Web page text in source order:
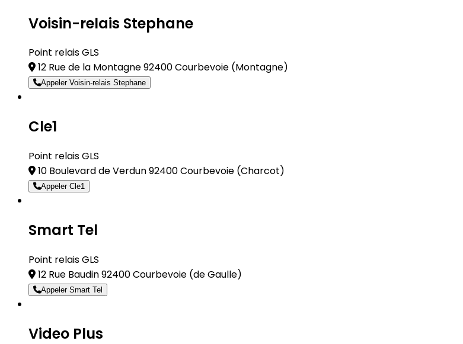
Voisin-relais Stephane
Point relais GLS
12 Rue de la Montagne 92400 Courbevoie (Montagne)
Appeler Voisin-relais Stephane
Cle1
Point relais GLS
10 Boulevard de Verdun 92400 Courbevoie (Charcot)
Appeler Cle1
Smart Tel
Point relais GLS
12 Rue Baudin 92400 Courbevoie (de Gaulle)
Appeler Smart Tel
Video Plus